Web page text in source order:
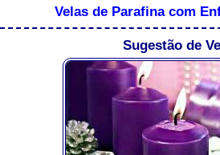
Velas de Parafina com
Sugestão de